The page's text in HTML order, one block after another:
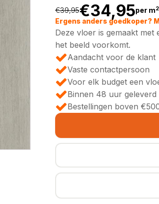
€39,95
prijs
was:
€39,95.
€34,95
Huidige
prijs
is:
€34,95.
per m2
Ergens anders goedkoper?
Deze vloer is gemaakt met
het beeld voorkomt.
Aandacht voor de klant
Vaste contactpersoon
Voor elk budget een
Binnen 48 uur geleverd
Bestellingen boven